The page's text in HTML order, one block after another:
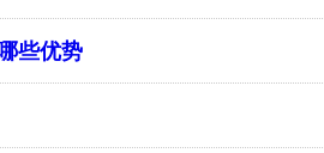
些优势